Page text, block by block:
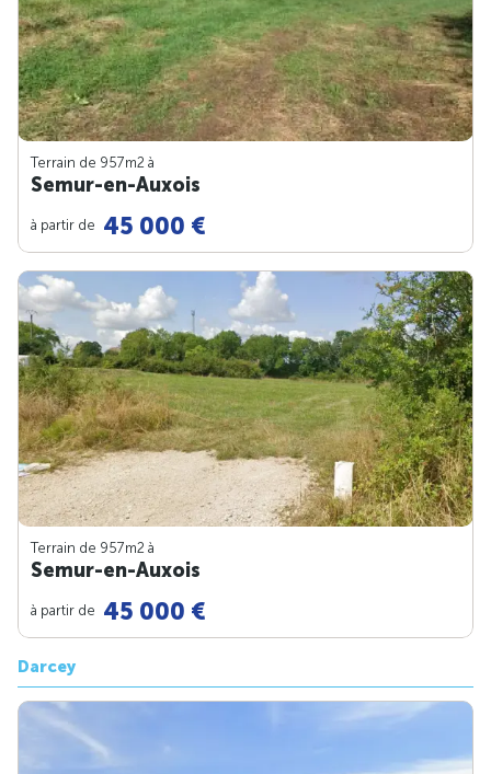
Terrain de 957m2 à
Semur-en-Auxois
à partir de 45 000 €
Terrain de 957m2 à
Semur-en-Auxois
à partir de 45 000 €
Darcey